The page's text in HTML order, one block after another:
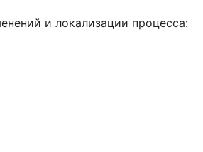
и локализации процесса: